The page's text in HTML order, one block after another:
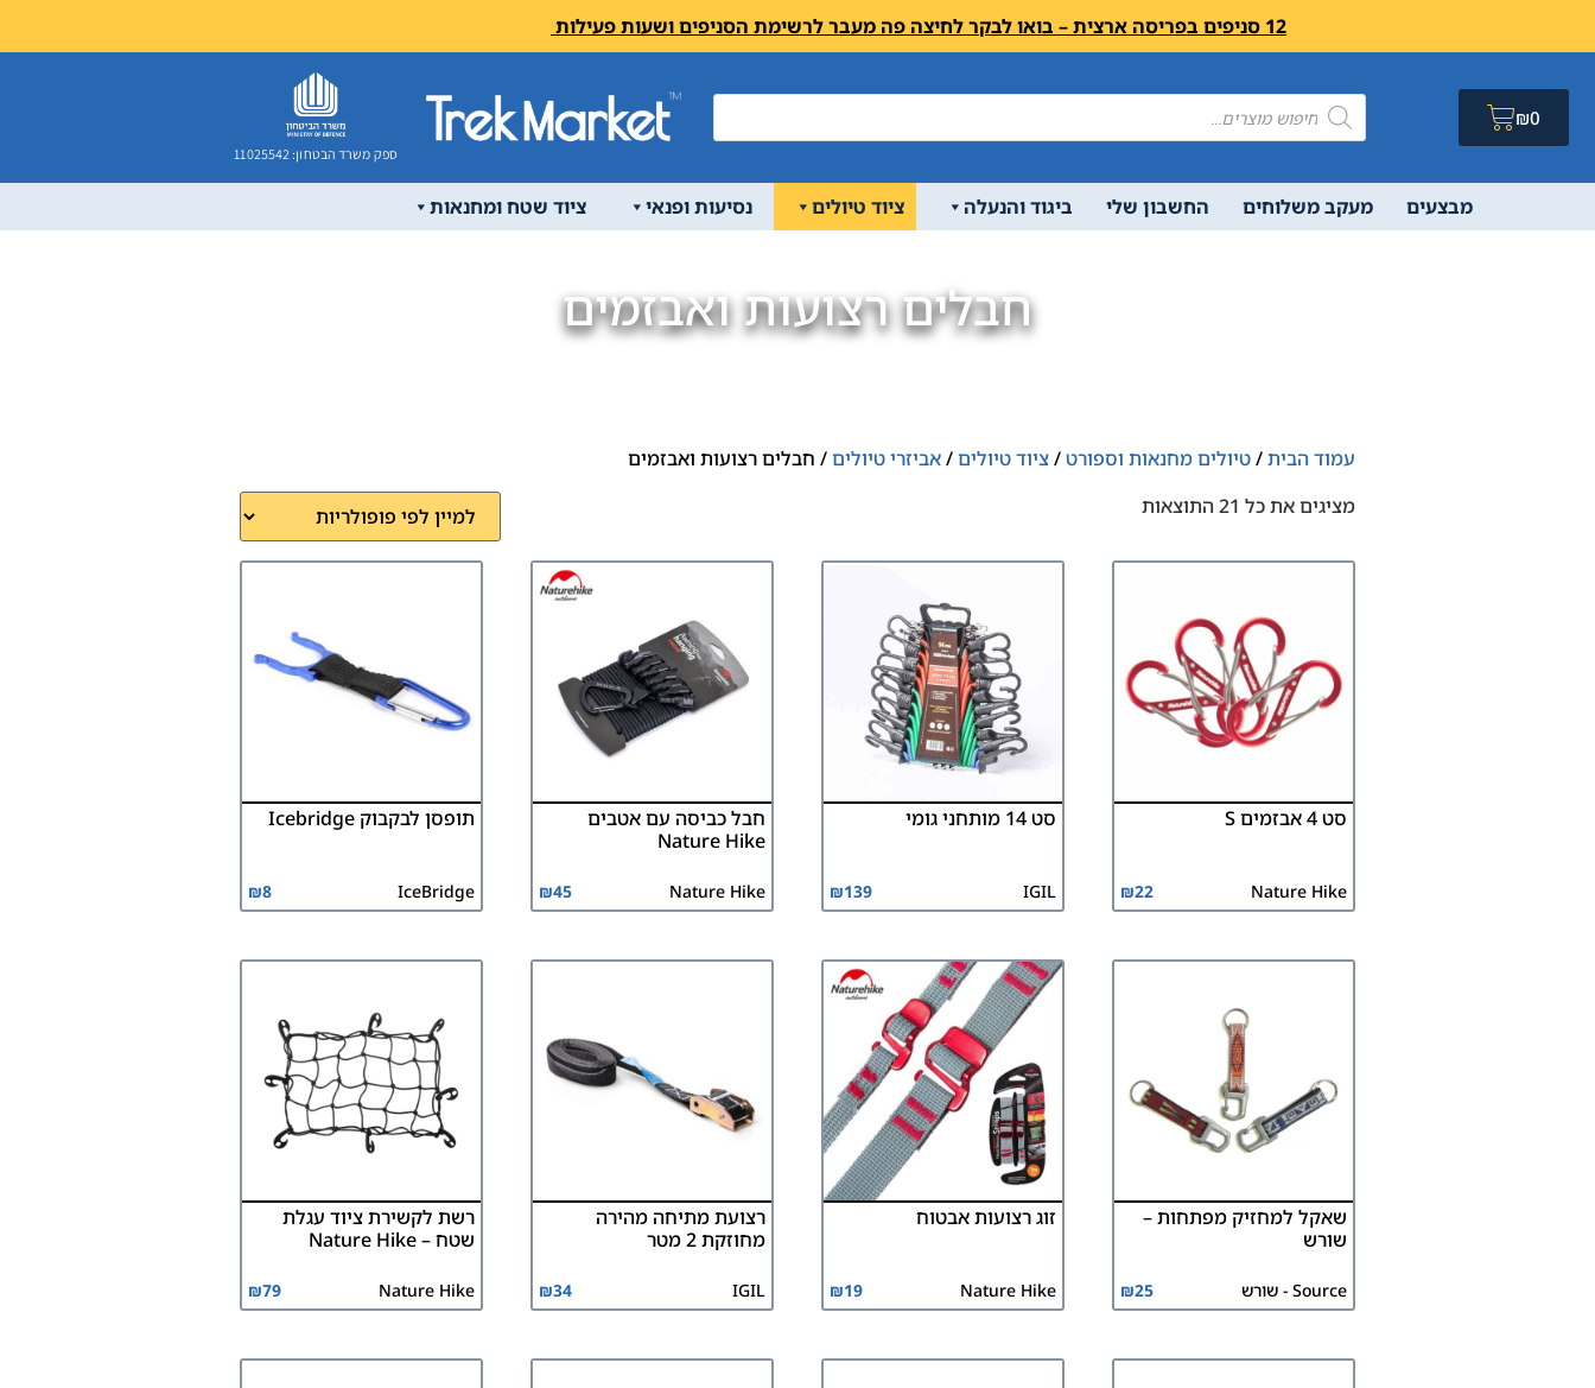
12 סניפים בפריסה ארצית – בואו לבקר לחיצה פה מעבר לרשימת הסניפים ושעות פעילות
₪0
ספק משרד הבטחון: 11025542
מבצעים מעקב משלוחים החשבון שלי ביגוד והנעלה ציוד טיולים נסיעות ופנאי ציוד שטח ומחנאות
חבלים רצועות ואבזמים
עמוד הבית/טיולים מחנאות וספורט/ציוד טיולים/אביזרי טיולים/ חבלים רצועות ואבזמים
מציגים את כל ⁦21⁩ התוצאות
סט 4 אבזמים S
Nature Hike
₪22
סט 14 מותחני גומי
IGIL
₪139
חבל כביסה עם אטבים
Nature Hike
Nature Hike
₪45
תופסן לבקבוק Icebridge
IceBridge
₪8
שאקל למחזיק מפתחות –
שורש
Source - שורש ₪25
זוג רצועות אבטוח
Nature Hike
₪19
רצועת מתיחה מהירה
מחוזקת 2 מטר
IGIL
₪34
רשת לקשירת ציוד עגלת
שטח – Nature Hike
Nature Hike
₪79